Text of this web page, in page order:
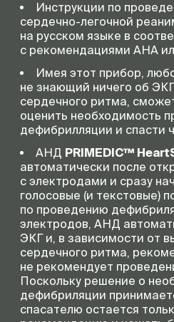
Инструкции по
сердечно-легочной
на русском языке в
с рекомендациями АНА
Имея этот прибор,
не знающий ничего об
сердечного ритма,
оценить необходимость
дефибрилляции и спасти
АНД PRIMEDIC™
автоматически после
с электродами и сразу
голосовые (и текстовые)
по проведению
электродов, АНД
ЭКГ и, в зависимости от
сердечного ритма,
не рекомендует
Поскольку решение о
дефибриляции
спасателю остается